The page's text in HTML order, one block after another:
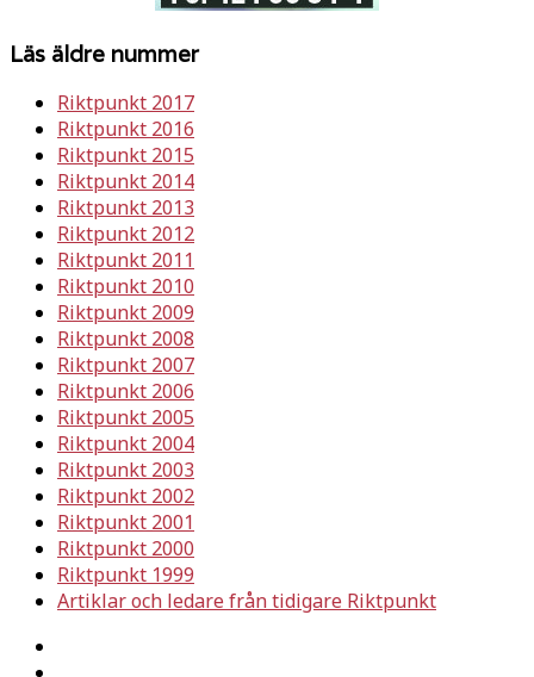
Läs äldre nummer
Riktpunkt 2017
Riktpunkt 2016
Riktpunkt 2015
Riktpunkt 2014
Riktpunkt 2013
Riktpunkt 2012
Riktpunkt 2011
Riktpunkt 2010
Riktpunkt 2009
Riktpunkt 2008
Riktpunkt 2007
Riktpunkt 2006
Riktpunkt 2005
Riktpunkt 2004
Riktpunkt 2003
Riktpunkt 2002
Riktpunkt 2001
Riktpunkt 2000
Riktpunkt 1999
Artiklar och ledare från tidigare Riktpunkt